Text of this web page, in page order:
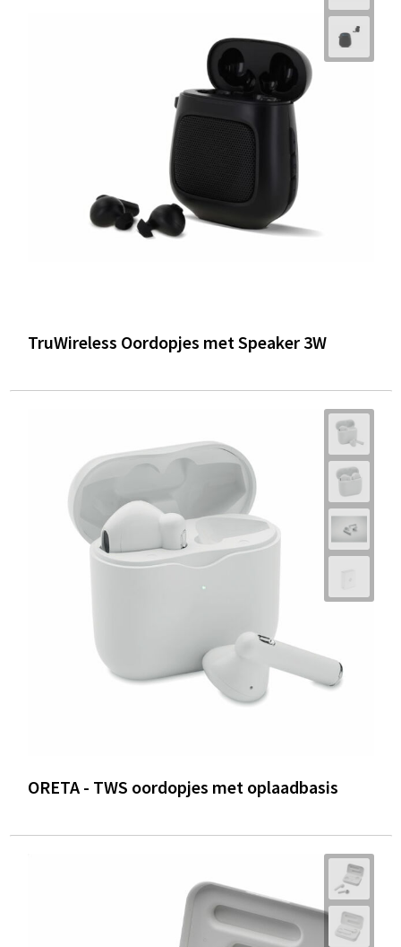
TruWireless Oordopjes met Speaker 3W
ORETA - TWS oordopjes met oplaadbasis